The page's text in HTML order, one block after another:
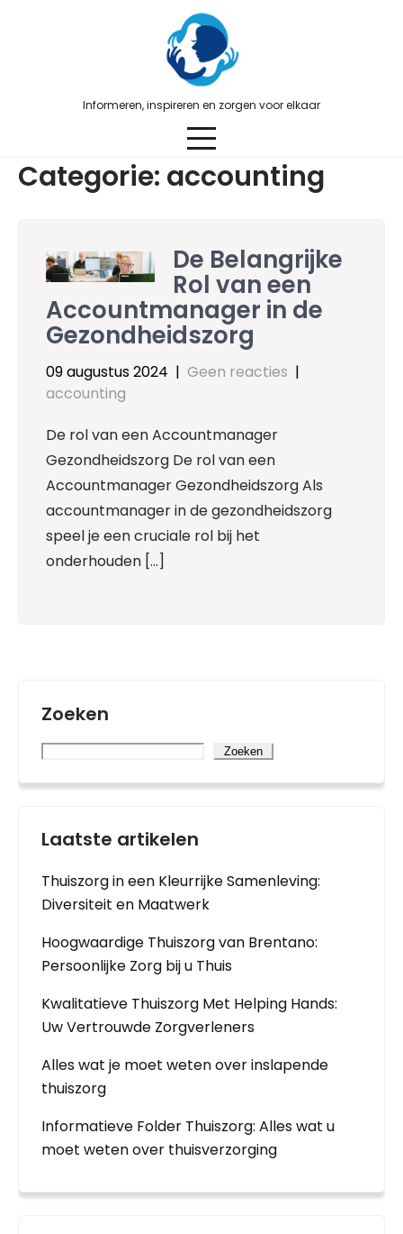
Informeren, inspireren en zorgen voor elkaar
Categorie: accounting
De Belangrijke
Rol van een
Accountmanager in de
Gezondheidszorg
09 augustus 2024 | Geen reacties |
accounting
De rol van een Accountmanager
Gezondheidszorg De rol van een
Accountmanager Gezondheidszorg Als
accountmanager in de gezondheidszorg
speel je een cruciale rol bij het
onderhouden […]
Zoeken
Zoeken
Laatste artikelen
Thuiszorg in een Kleurrijke Samenleving:
Diversiteit en Maatwerk
Hoogwaardige Thuiszorg van Brentano:
Persoonlijke Zorg bij u Thuis
Kwalitatieve Thuiszorg Met Helping Hands:
Uw Vertrouwde Zorgverleners
Alles wat je moet weten over inslapende
thuiszorg
Informatieve Folder Thuiszorg: Alles wat u
moet weten over thuisverzorging